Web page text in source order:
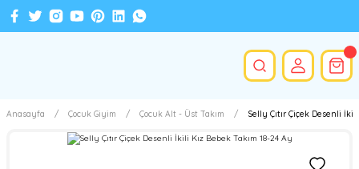
Anasayfa Çocuk Giyim Çocuk Alt - Üst Takım Selly Çıtır Çiçek Desenli